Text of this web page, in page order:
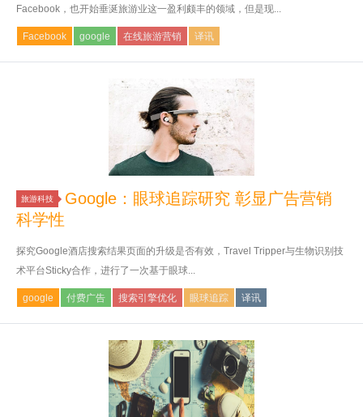
Facebook，也开始垂涎旅游业这一盈利颇丰的领域，但是现...
Facebook google 在线旅游营销 译讯
旅游科技
Google：眼球追踪研究 彰显广告营销
科学性
探究Google酒店搜索结果页面的升级是否有效，Travel Tripper与生物识别技
术平台Sticky合作，进行了一次基于眼球...
google 付费广告 搜索引擎优化 眼球追踪 译讯